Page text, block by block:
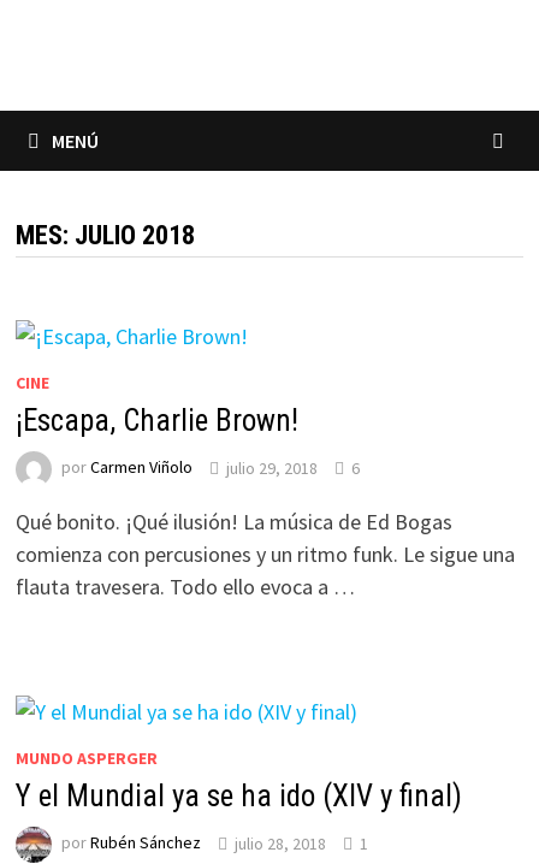
MENÚ
MES: JULIO 2018
CINE
¡Escapa, Charlie Brown!
porCarmen Viñolo julio 29, 2018 6
Qué bonito. ¡Qué ilusión! La música de Ed Bogas
comienza con percusiones y un ritmo funk. Le sigue una
flauta travesera. Todo ello evoca a …
MUNDO ASPERGER
Y el Mundial ya se ha ido (XIV y final)
porRubén Sánchez julio 28, 2018 1